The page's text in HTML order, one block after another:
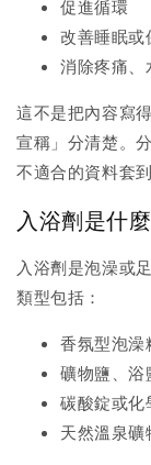
促進循環
改善睡眠或
消除疼痛、
這不是把內容寫
宣稱」分清楚。
不適合的資料套
入浴劑是什
入浴劑是泡澡或
類型包括：
香氛型泡澡
礦物鹽、浴
碳酸錠或化
天然溫泉礦